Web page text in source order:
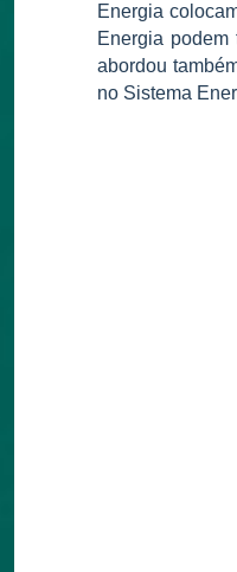
Energia
Energia
abordou
no Sistema